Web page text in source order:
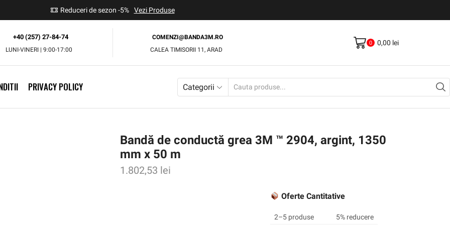
Reduceri de sezon -5% Vezi Produse
+40 (257) 27-84-74
LUNI-VINERI | 9:00-17:00
COMENZI@BANDA3M.RO
CALEA TIMISORII 11, ARAD
0 0,00 lei
PRIVACY POLICY Categorii
Bandă de conductă grea 3M ™ 2904, argint, 1350
mm x 50 m
1.802,53 lei
Oferte Cantitative
2–5 produse
5% reducere